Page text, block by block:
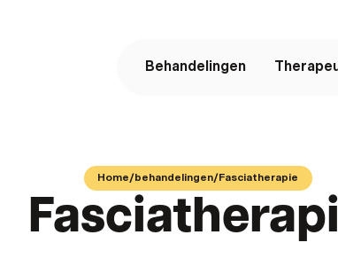
Behandelingen
Home/behandelingen/Fasciatherapie